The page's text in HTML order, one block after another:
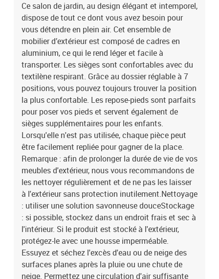
Ce salon de jardin, au design élégant et intemporel,
dispose de tout ce dont vous avez besoin pour
vous détendre en plein air. Cet ensemble de
mobilier d’extérieur est composé de cadres en
aluminium, ce qui le rend léger et facile à
transporter. Les sièges sont confortables avec du
textilène respirant. Grâce au dossier réglable à 7
positions, vous pouvez toujours trouver la position
la plus confortable. Les repose-pieds sont parfaits
pour poser vos pieds et servent également de
sièges supplémentaires pour les enfants.
Lorsqu'elle n'est pas utilisée, chaque pièce peut
être facilement repliée pour gagner de la place.
Remarque : afin de prolonger la durée de vie de vos
meubles d'extérieur, nous vous recommandons de
les nettoyer régulièrement et de ne pas les laisser
à l'extérieur sans protection inutilement.Nettoyage
: utiliser une solution savonneuse douceStockage
: si possible, stockez dans un endroit frais et sec à
l'intérieur. Si le produit est stocké à l'extérieur,
protégez-le avec une housse imperméable.
Essuyez et séchez l'excès d'eau ou de neige des
surfaces planes après la pluie ou une chute de
neige. Permettez une circulation d'air suffisante